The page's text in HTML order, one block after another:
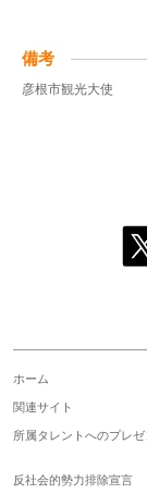
備考
彦根市観光大使
ホーム
関連サイト
所属タレントへのプレ
反社会的勢力排除宣言